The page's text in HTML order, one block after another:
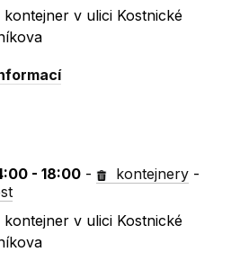
v ulici Kostnické
- 18:00 - kontejnery -
v ulici Kostnické